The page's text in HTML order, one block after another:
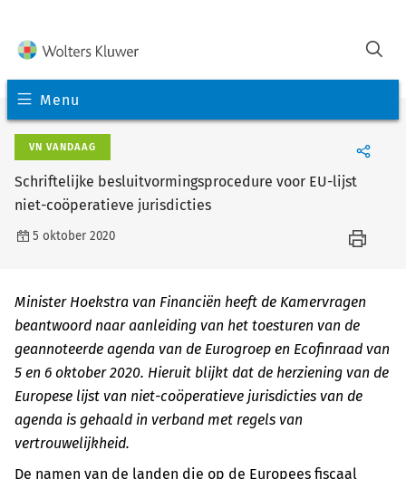
Menu
VN VANDAAG
Schriftelijke besluitvormingsprocedure voor EU-lijst
niet-coöperatieve jurisdicties
5 oktober 2020
Minister Hoekstra van Financiën heeft de Kamervragen
beantwoord naar aanleiding van het toesturen van de
geannoteerde agenda van de Eurogroep en Ecofinraad van
5 en 6 oktober 2020. Hieruit blijkt dat de herziening van de
Europese lijst van niet-coöperatieve jurisdicties van de
agenda is gehaald in verband met regels van
vertrouwelijkheid.
De namen van de landen die op de Europees fiscaal